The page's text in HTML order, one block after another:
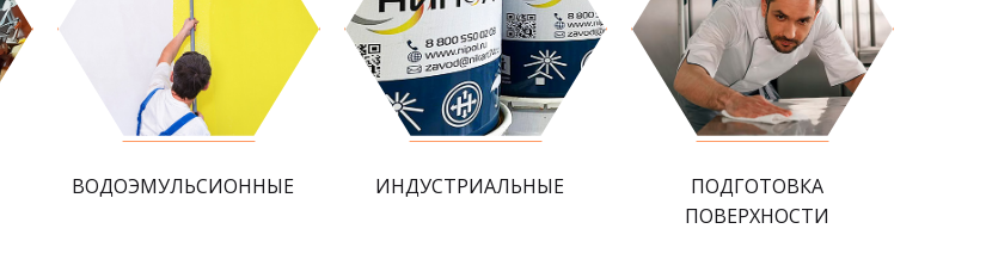
ВОДОЭМУЛЬСИОННЫЕ ИНДУСТРИАЛЬНЫЕ
ПОДГОТОВКА
ПОВЕРХНОСТИ